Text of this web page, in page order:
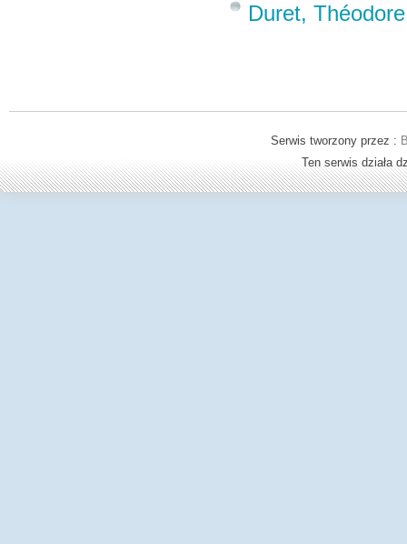
Duret, Théodore
Serwis tworzony przez :
Ten serwis działa